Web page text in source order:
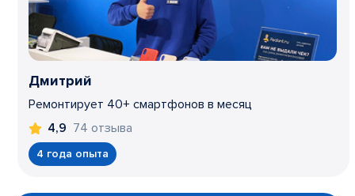
Дмитрий
Ремонтирует 40+ смартфонов в месяц
4,9 74 отзыва
4 года опыта